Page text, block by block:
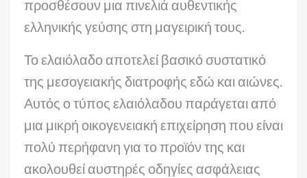
προσθέσουν μια πινελιά αυθεντικής
ελληνικής γεύσης στη μαγειρική τους.
Το ελαιόλαδο αποτελεί βασικό συστατικό
της μεσογειακής διατροφής εδώ και αιώνες.
Αυτός ο τύπος ελαιόλαδου παράγεται από
μια μικρή οικογενειακή επιχείρηση που είναι
πολύ περήφανη για το προϊόν της και
ακολουθεί αυστηρές οδηγίες ασφάλειας